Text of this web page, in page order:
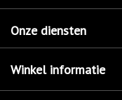
Onze diensten
Winkel informatie